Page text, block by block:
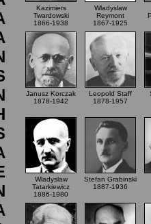
Kazimiers
Twardowski
1866-1938
Wladyslaw
Reymont
1867-1925
Janusz Korczak
1878-1942
Leopold Staff
1878-1957
Wladyslaw
Tatarkiewicz
1886-1980
Stefan Grabinski
1887-1936